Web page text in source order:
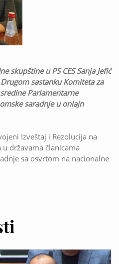
skupštine u PS CES Sanja Jefić
sastanku Komiteta za
Parlamentarne
saradnje u onlajn
Izveštaj i Rezolucija na
državama članicama
sa osvrtom na nacionalne